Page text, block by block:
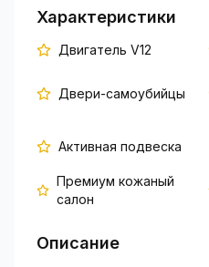
Характеристики
Двигатель V12
Двери-самоубийцы
Активная подвеска
Премиум кожаный
салон
Описание